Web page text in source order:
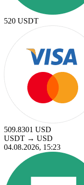
520 USDT
509.8301 USD
USDT → USD
04.08.2026, 15:23